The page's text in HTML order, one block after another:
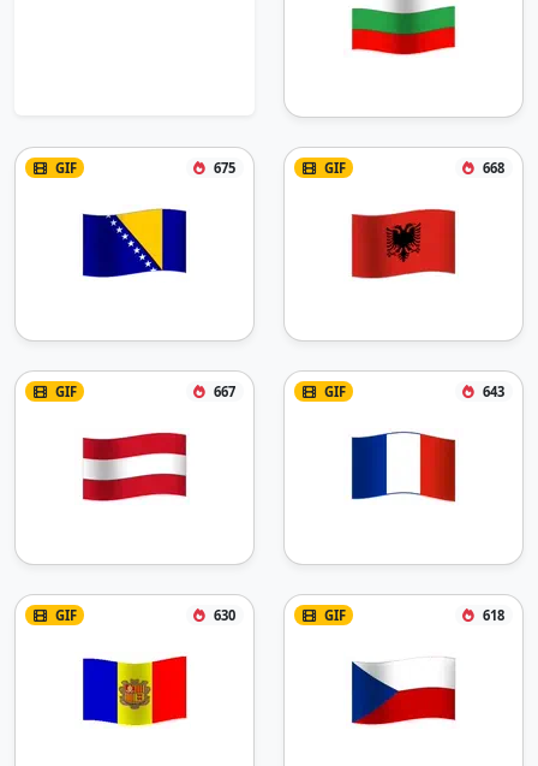
GIF 675 GIF 668
GIF 667 GIF 643
GIF 630 GIF 618